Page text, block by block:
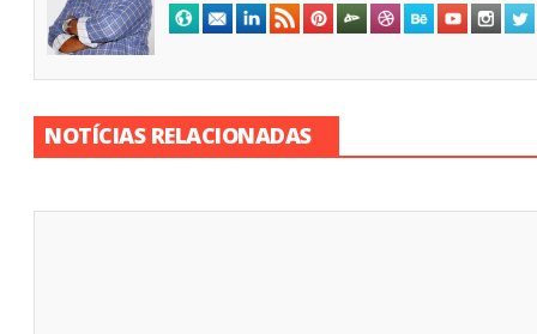
NOTÍCIAS RELACIONADAS